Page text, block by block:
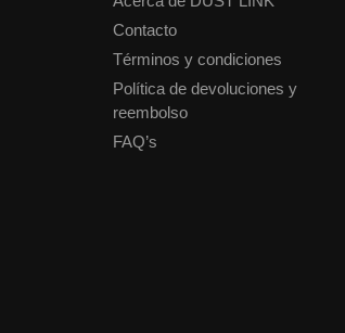
Contacto
Términos y condiciones
Política de devoluciones y
reembolso
FAQ’s